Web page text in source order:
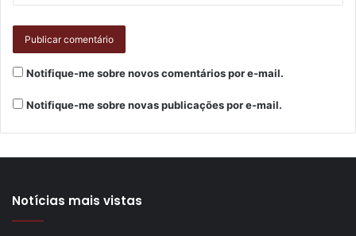
A SMAS reforça que o trabalho do SEAS é realizado de
forma contínua, pautado na busca ativa, na oferta de
proteção social, no respeito à autonomia dos usuários, ao
sigilo profissional e aos princípios do Sistema Único de
Etiquetas CMTU
Guarda Municipal de Londriina
Notifique-me sobre novos comentários por e-mail.
Notifique-me sobre novas publicações por e-mail.
Notícias mais vistas